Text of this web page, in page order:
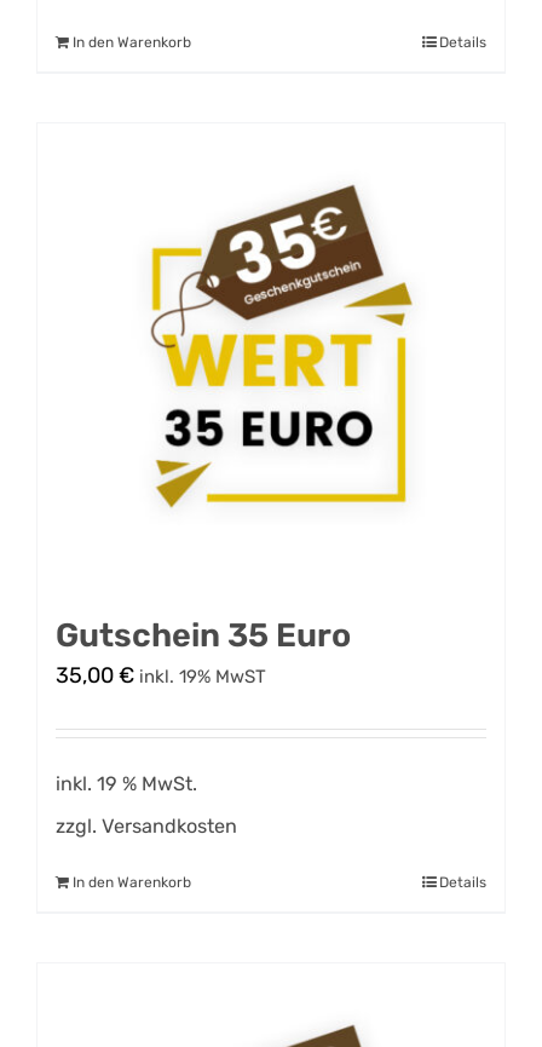
In den Warenkorb Details
Gutschein 35 Euro
35,00€ inkl. 19% MwST
inkl. 19 % MwSt.
zzgl. Versandkosten
In den Warenkorb Details